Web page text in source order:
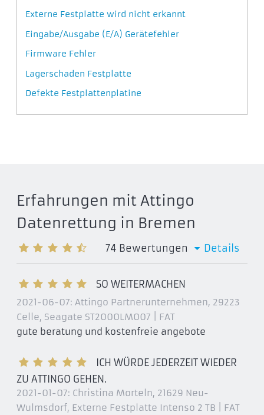
Externe Festplatte wird nicht erkannt
Eingabe/Ausgabe (E/A) Gerätefehler
Firmware Fehler
Lagerschaden Festplatte
Defekte Festplattenplatine
Erfahrungen mit Attingo
Datenrettung in Bremen
74 Bewertungen Details
SO WEITERMACHEN
2021-06-07: Attingo Partnerunternehmen, 29223
Celle, Seagate ST2000LM007 | FAT
gute beratung und kostenfreie angebote
ICH WÜRDE JEDERZEIT WIEDER
ZU ATTINGO GEHEN.
2021-01-07: Christina Morteln, 21629 Neu-
Wulmsdorf, Externe Festplatte Intenso 2 TB | FAT